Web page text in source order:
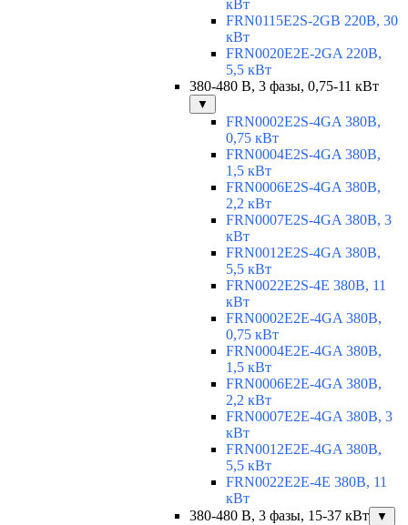
кВт
FRN0115E2S-2GB 220В, 30
кВт
FRN0020E2E-2GA 220В,
5,5 кВт
380-480 В, 3 фазы, 0,75-11 кВт
▼
FRN0002E2S-4GA 380В,
0,75 кВт
FRN0004E2S-4GA 380В,
1,5 кВт
FRN0006E2S-4GA 380В,
2,2 кВт
FRN0007E2S-4GA 380В, 3
кВт
FRN0012E2S-4GA 380В,
5,5 кВт
FRN0022E2S-4E 380В, 11
кВт
FRN0002E2E-4GA 380В,
0,75 кВт
FRN0004E2E-4GA 380В,
1,5 кВт
FRN0006E2E-4GA 380В,
2,2 кВт
FRN0007E2E-4GA 380В, 3
кВт
FRN0012E2E-4GA 380В,
5,5 кВт
FRN0022E2E-4E 380В, 11
кВт
380-480 В, 3 фазы, 15-37 кВт
▼